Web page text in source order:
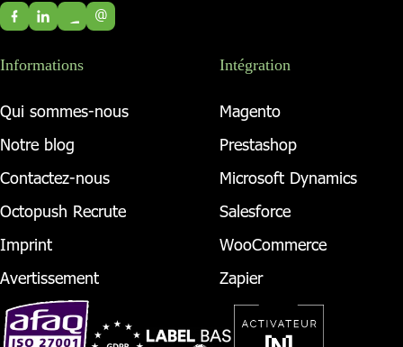
@
Informations
Qui sommes-nous
Notre blog
Contactez-nous
Octopush Recrute
Imprint
Avertissement
Intégration
Magento
Prestashop
Microsoft Dynamics
Salesforce
WooCommerce
Zapier